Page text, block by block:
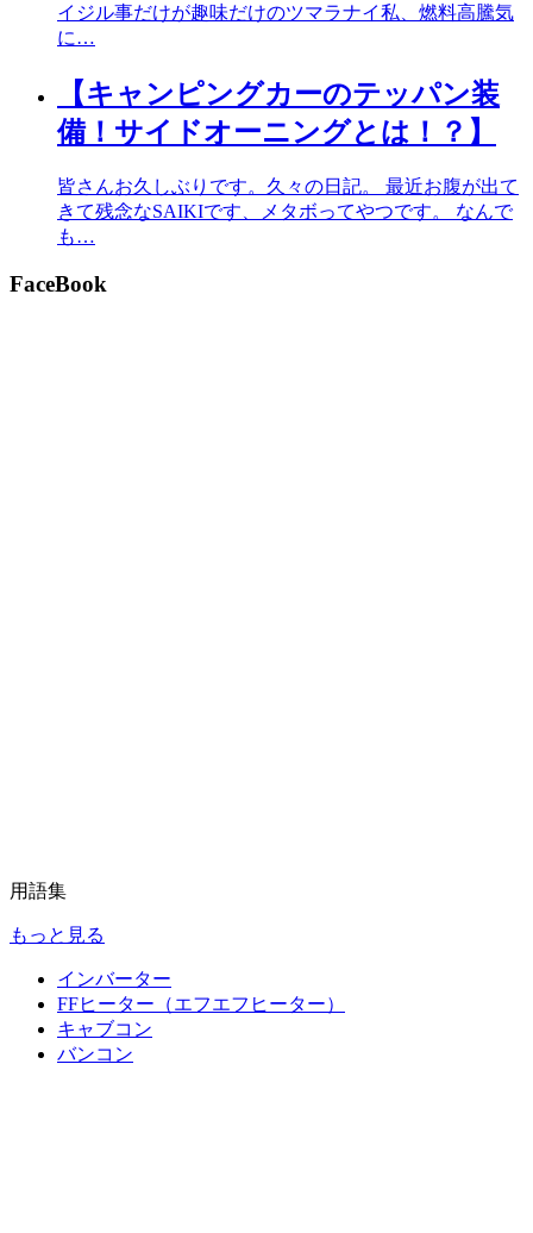
イジル事だけが趣味だけのツマラナイ私、燃料高騰気
に…
【キャンピングカーのテッパン装
備！サイドオーニングとは！？】
皆さんお久しぶりです。久々の日記。 最近お腹が出て
きて残念なSAIKIです、メタボってやつです。 なんで
も…
FaceBook
用語集
もっと見る
インバーター
FFヒーター（エフエフヒーター）
キャブコン
バンコン